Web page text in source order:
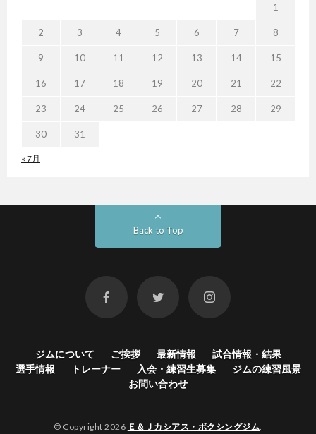
« 7月
1
2 3 4 5 6 7 8
9 10 11 12 13 14 15
16 17 18 19 20 21 22
23 24 25 26 27 28 29
30 31
Back to Top
ジムについて ご挨拶 最新情報
試合情報・結果
選手情報
トレーナー 入会・練習生募集
ジムの練習風景
お問い合わせ
© Copyright 2026 Ｅ＆Ｊカシアス・ボクシングジム